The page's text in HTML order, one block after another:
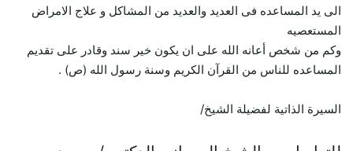
الى يد المساعده فى العديد والعديد من المشاكل و علاج الامراض
المستعصيه
وكم من شخص أعانه الله على ان يكون خير سند وقادر على تقديم
المساعده للناس من القرآن الكريم وسنة رسول الله (ص) .
السيرة الذاتية لفضيلة الشيخ/